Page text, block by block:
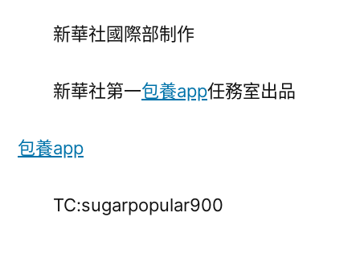
新華社國際部制作
新華社第一包養app任務室出品
包養app
TC:sugarpopular900